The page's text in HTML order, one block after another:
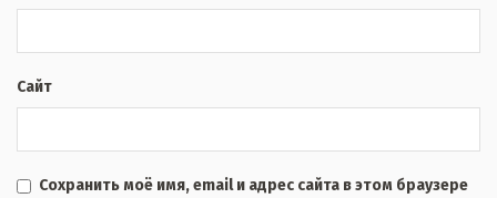
Сайт
Сохранить моё имя, email и адрес сайта в этом браузере